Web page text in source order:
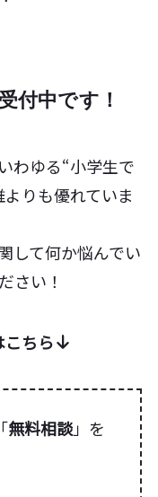
付中です！
わゆる“小学生で
りも優れていま
して何か悩んでい
さい！
こちら
無料相談」を